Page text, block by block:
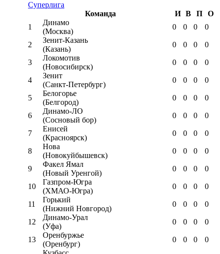
Суперлига
Команда
И В П
О
1
Динамо
(Москва)
0 0 0 0
2
Зенит-Казань
(Казань)
0 0 0 0
3
Локомотив
(Новосибирск)
0 0 0 0
4
Зенит
(Санкт-Петербург)
0 0 0 0
5
Белогорье
(Белгород)
0 0 0 0
6
Динамо-ЛО
(Сосновый бор)
0 0 0 0
7
Енисей
(Красноярск)
0 0 0 0
8
Нова
(Новокуйбышевск)
0 0 0 0
9
Факел Ямал
(Новый Уренгой)
0 0 0 0
10
Газпром-Югра
(ХМАО-Югра)
0 0 0 0
11
Горький
(Нижний Новгород)
0 0 0 0
12
Динамо-Урал
(Уфа)
0 0 0 0
13
Оренбуржье
(Оренбург)
0 0 0 0